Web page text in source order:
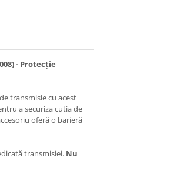
- Protecție
transmisie cu acest
a securiza cutia de
oferă o barieră
transmisiei. Nu